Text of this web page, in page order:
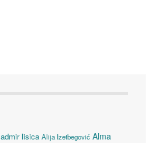
admir lisica Alija Izetbegović Alma